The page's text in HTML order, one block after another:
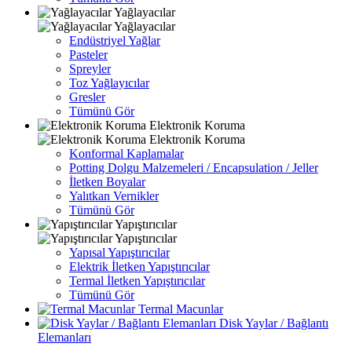
Yağlayacılar
Yağlayacılar
Endüstriyel Yağlar
Pasteler
Spreyler
Toz Yağlayıcılar
Gresler
Tümünü Gör
Elektronik Koruma
Elektronik Koruma
Konformal Kaplamalar
Potting Dolgu Malzemeleri / Encapsulation / Jeller
İletken Boyalar
Yalıtkan Vernikler
Tümünü Gör
Yapıştırıcılar
Yapıştırıcılar
Yapısal Yapıştırıcılar
Elektrik İletken Yapıştırıcılar
Termal İletken Yapıştırıcılar
Tümünü Gör
Termal Macunlar
Disk Yaylar / Bağlantı
Elemanları